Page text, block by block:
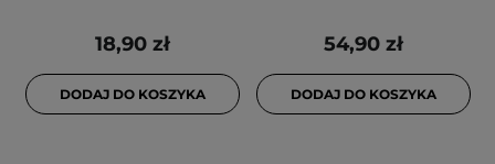
18,90 zł
DODAJ DO KOSZYKA
54,90 zł
DODAJ DO KOSZYKA